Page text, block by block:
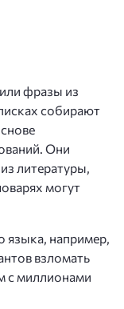
фразы из
собирают
Они
литературы,
могут
языка, например,
взломать
с миллионами